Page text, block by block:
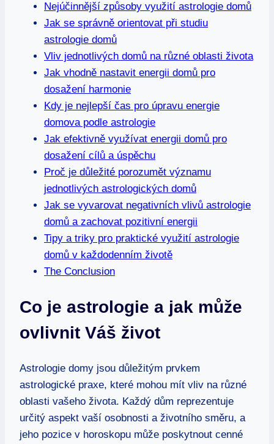
Nejúčinnější​ způsoby využití astrologie domů
Jak se správně orientovat při studiu⁤
astrologie domů
Vliv jednotlivých domů na⁣ různé oblasti života
Jak vhodně nastavit energii domů pro
dosažení ⁣harmonie
Kdy je nejlepší ​čas pro úpravu energie
domova‌ podle astrologie
Jak efektivně využívat energii domů ⁤pro
‌dosažení‌ cílů a úspěchu
Proč⁢ je⁢ důležité porozumět ⁣významu
jednotlivých astrologických domů
Jak se vyvarovat ‌negativních⁣ vlivů astrologie
domů ⁢a zachovat⁣ pozitivní energii
Tipy a triky ​pro praktické využití‌ astrologie
domů v⁢ každodenním životě
The‍ Conclusion
Co je astrologie a jak může‌
ovlivnit Váš život
Astrologie​ domy jsou důležitým prvkem
astrologické praxe, ⁣které mohou mít vliv na různé
oblasti vašeho ⁤života. Každý dům ‍reprezentuje
určitý‍ aspekt vaší osobnosti a ‌životního směru, ‌a
jeho pozice v​ horoskopu může poskytnout‌ cenné